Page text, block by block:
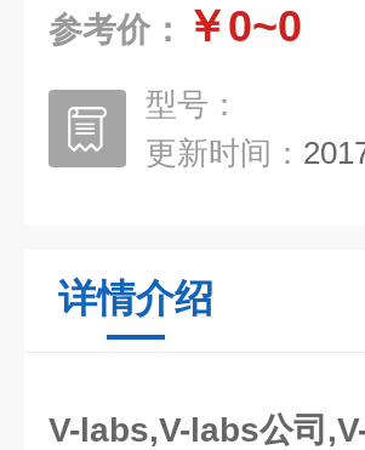
参考价： ￥0~0
型号：
更新时间：
详情介绍
V-labs,V-labs公司